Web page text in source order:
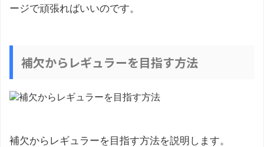
ージで頑張ればいいのです。
補欠からレギュラーを目指す方法
補欠からレギュラーを目指す方法を説明します。